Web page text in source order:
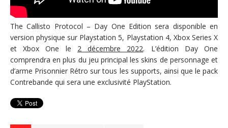
The Callisto Protocol – Day One Edition sera disponible en
version physique sur Playstation 5, Playstation 4, Xbox Series X
et Xbox One le 2 décembre 2022. L’édition Day One
comprendra en plus du jeu principal les skins de personnage et
d’arme Prisonnier Rétro sur tous les supports, ainsi que le pack
Contrebande qui sera une exclusivité PlayStation.